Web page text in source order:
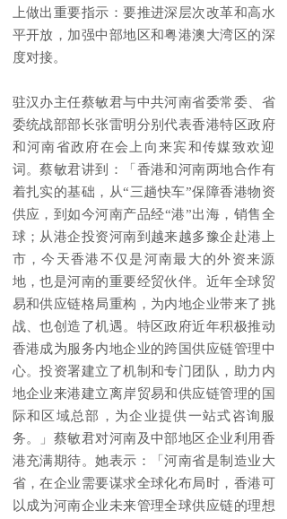
上做出重要指示：要推进深层次改革和高水
平开放，加强中部地区和粤港澳大湾区的深
度对接。
驻汉办主任蔡敏君与中共河南省委常委、省
委统战部部长张雷明分别代表香港特区政府
和河南省政府在会上向来宾和传媒致欢迎
词。蔡敏君讲到：「香港和河南两地合作有
着扎实的基础，从“三趟快车”保障香港物资
供应，到如今河南产品经“港”出海，销售全
球；从港企投资河南到越来越多豫企赴港上
市，今天香港不仅是河南最大的外资来源
地，也是河南的重要经贸伙伴。近年全球贸
易和供应链格局重构，为内地企业带来了挑
战、也创造了机遇。特区政府近年积极推动
香港成为服务内地企业的跨国供应链管理中
心。投资署建立了机制和专门团队，助力内
地企业来港建立离岸贸易和供应链管理的国
际和区域总部，为企业提供一站式咨询服
务。」蔡敏君对河南及中部地区企业利用香
港充满期待。她表示：「河南省是制造业大
省，在企业需要谋求全球化布局时，香港可
以成为河南企业未来管理全球供应链的理想